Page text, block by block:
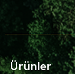
Ürünler